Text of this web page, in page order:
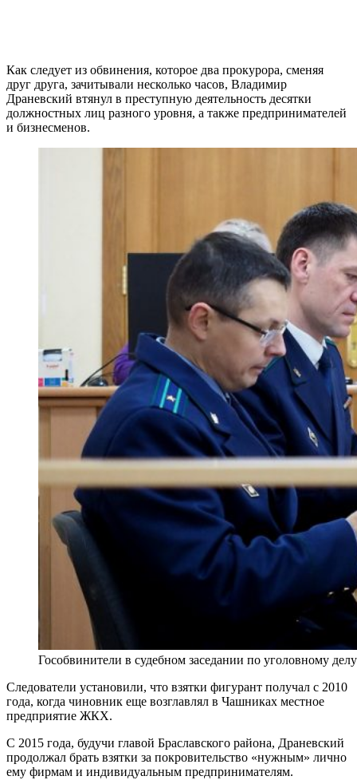
Как следует из обвинения, которое два прокурора, сменяя
друг друга, зачитывали несколько часов, Владимир
Драневский втянул в преступную деятельность десятки
должностных лиц разного уровня, а также предпринимателей
и бизнесменов.
Гособвинители в судебном заседании по уголовному
Следователи установили, что взятки фигурант получал с 2010
года, когда чиновник еще возглавлял в Чашниках местное
предприятие ЖКХ.
С 2015 года, будучи главой Браславского района, Драневский
продолжал брать взятки за покровительство «нужным» лично
ему фирмам и индивидуальным предпринимателям.